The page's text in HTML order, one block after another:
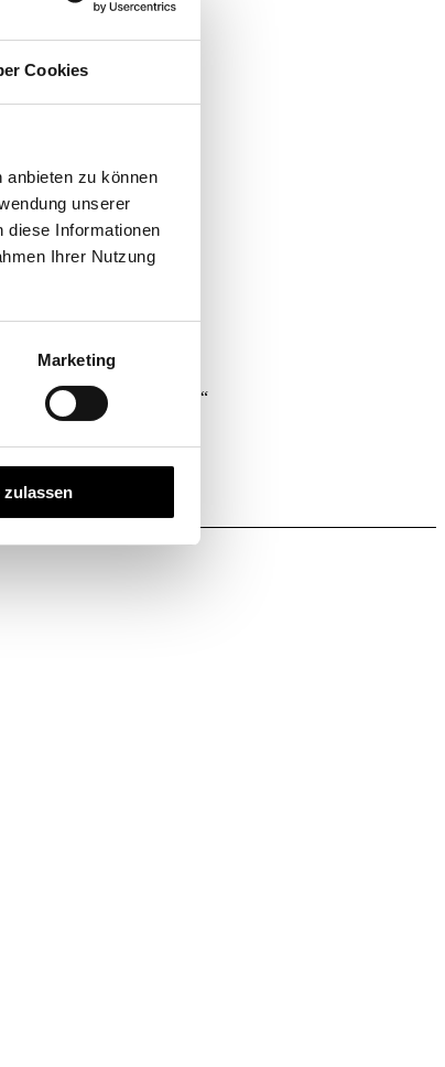
Cookies
anbieten zu können
unserer
diese Informationen
Ihrer Nutzung
Marketing
zulassen
strategischer Vorteil.“